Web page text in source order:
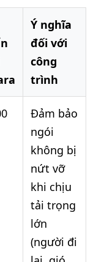
Ý nghĩa
đối với
công
trình
Đảm bảo
ngói
không bị
nứt vỡ
khi chịu
tải trọng
lớn
(người đi